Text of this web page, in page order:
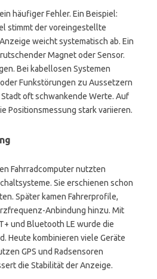
häufiger Fehler. Ein Beispiel:
stimmt der voreingestellte
weicht systematisch ab. Ein
Magnet oder Sensor.
Bei kabellosen Systemen
Funkstörungen zu Aussetzern
oft schwankende Werte. Auf
Positionsmessung stark variieren.
Fahrradcomputer nutzten
Sie erschienen schon
Später kamen Fahrerprofile,
Anbindung hinzu. Mit
und Bluetooth LE wurde die
Heute kombinieren viele Geräte
GPS und Radsensoren
die Stabilität der Anzeige.